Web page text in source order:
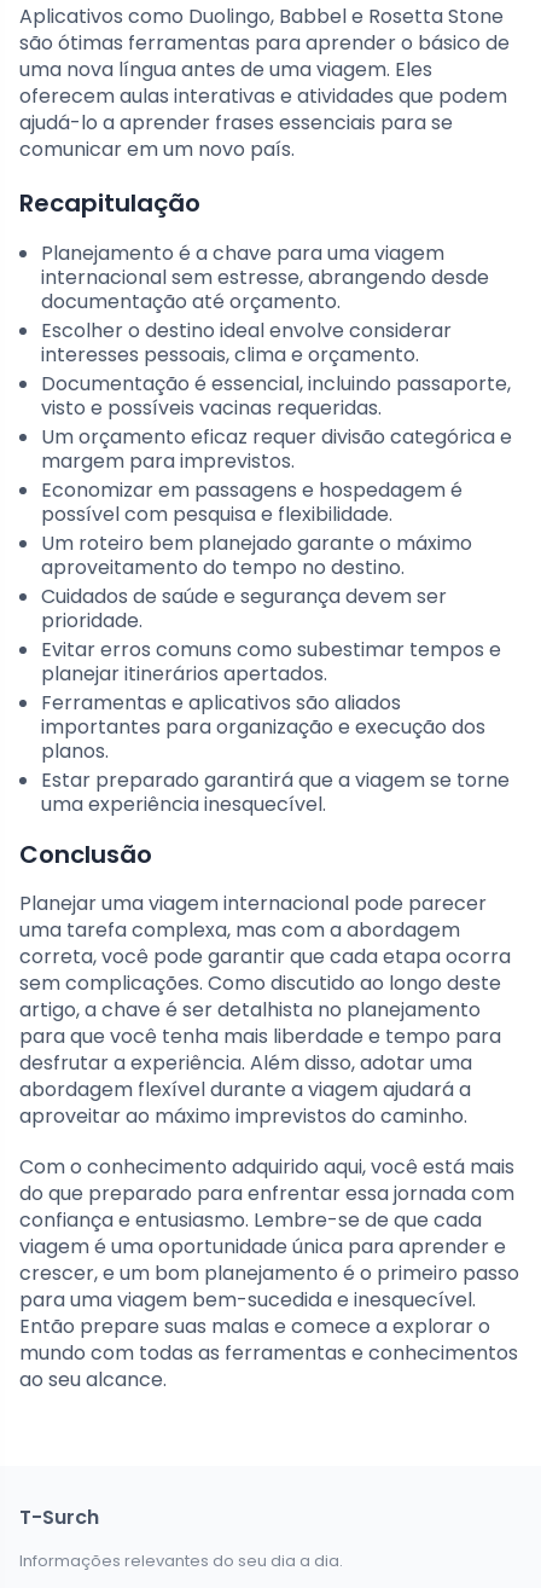
Aplicativos como Duolingo, Babbel e Rosetta Stone
são ótimas ferramentas para aprender o básico de
uma nova língua antes de uma viagem. Eles
oferecem aulas interativas e atividades que podem
ajudá-lo a aprender frases essenciais para se
comunicar em um novo país.
Recapitulação
Planejamento é a chave para uma viagem
internacional sem estresse, abrangendo desde
documentação até orçamento.
Escolher o destino ideal envolve considerar
interesses pessoais, clima e orçamento.
Documentação é essencial, incluindo passaporte,
visto e possíveis vacinas requeridas.
Um orçamento eficaz requer divisão categórica e
margem para imprevistos.
Economizar em passagens e hospedagem é
possível com pesquisa e flexibilidade.
Um roteiro bem planejado garante o máximo
aproveitamento do tempo no destino.
Cuidados de saúde e segurança devem ser
prioridade.
Evitar erros comuns como subestimar tempos e
planejar itinerários apertados.
Ferramentas e aplicativos são aliados
importantes para organização e execução dos
planos.
Estar preparado garantirá que a viagem se torne
uma experiência inesquecível.
Conclusão
Planejar uma viagem internacional pode parecer
uma tarefa complexa, mas com a abordagem
correta, você pode garantir que cada etapa ocorra
sem complicações. Como discutido ao longo deste
artigo, a chave é ser detalhista no planejamento
para que você tenha mais liberdade e tempo para
desfrutar a experiência. Além disso, adotar uma
abordagem flexível durante a viagem ajudará a
aproveitar ao máximo imprevistos do caminho.
Com o conhecimento adquirido aqui, você está mais
do que preparado para enfrentar essa jornada com
confiança e entusiasmo. Lembre-se de que cada
viagem é uma oportunidade única para aprender e
crescer, e um bom planejamento é o primeiro passo
para uma viagem bem-sucedida e inesquecível.
Então prepare suas malas e comece a explorar o
mundo com todas as ferramentas e conhecimentos
ao seu alcance.
T-Surch
Informações relevantes do seu dia a dia.